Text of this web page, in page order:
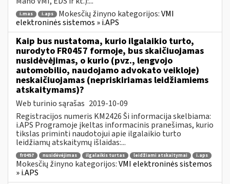
i.mas i.aps Mokesčių žinyno kategorijos:VMI
elektroninės sistemos » i.APS
Kaip bus nustatoma, kurio ilgalaikio turto,
nurodyto FR0457 formoje, bus skaičiuojamas
nusidėvėjimas, o kurio (pvz., lengvojo
automobilio, naudojamo advokato veikloje)
neskaičiuojamas (nepriskiriamas leidžiamiems
atskaitymams)?
Web turinio sąrašas 2019-10-09
Registracijos numeris KM2426 Ši informacija skelbiama:
i.APS Programoje įkeltas informacinis pranešimas, kurio
tikslas priminti naudotojui apie ilgalaikio turto
leidžiamų atskaitymų išlaidas:...
fr0457 nusidėvėjimas ilgalaikis turtas leidžiami atskaitymai i.aps
Mokesčių žinyno kategorijos:VMI elektroninės sistemos
» i.APS